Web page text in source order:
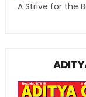
A Strive for the